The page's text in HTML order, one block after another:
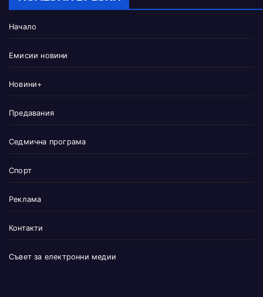
Начало
Емисии новини
Новини+
Предавания
Седмична програма
Спорт
Реклама
Контакти
Съвет за електронни медии